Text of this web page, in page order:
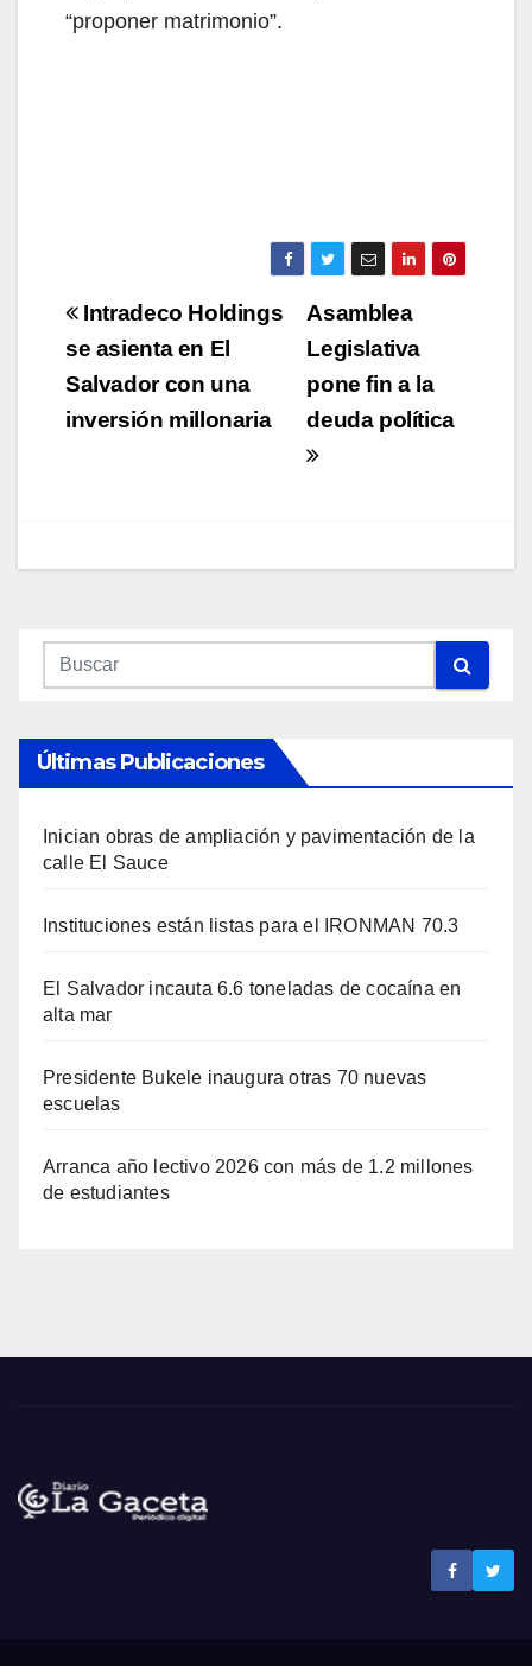
“proponer matrimonio”.
Navegación
de
entradas
Asamblea
Legislativa
pone fin a la
deuda política
Intradeco Holdings
se asienta en El
Salvador con una
inversión millonaria
Últimas Publicaciones
Inician obras de ampliación y pavimentación de la
calle El Sauce
Instituciones están listas para el IRONMAN 70.3
El Salvador incauta 6.6 toneladas de cocaína en
alta mar
Presidente Bukele inaugura otras 70 nuevas
escuelas
Arranca año lectivo 2026 con más de 1.2 millones
de estudiantes